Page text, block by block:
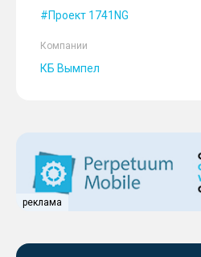
Проект 1741NG
Компании
КБ Вымпел
реклама